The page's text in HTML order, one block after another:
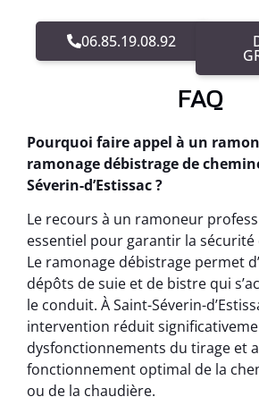
06.85.19.08.92
FAQ
Pourquoi faire appel à un
ramonage débistrage de
Séverin-d’Estissac ?
Le recours à un ramoneur
essentiel pour garantir la sécurité
Le ramonage débistrage permet
dépôts de suie et de bistre qui
le conduit. À Saint-Séverin-
intervention réduit
dysfonctionnements du tirage et
fonctionnement optimal de la
ou de la chaudière.